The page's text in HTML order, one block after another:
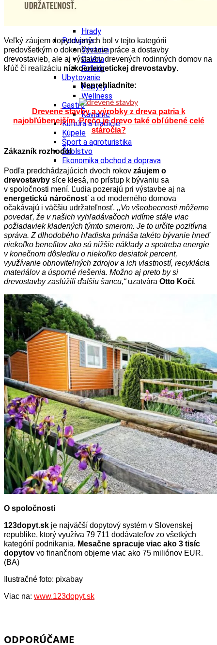
Hrady
Podujatia
Výstava
Galéria
Folklór
Ubytovanie
Pobyty
Wellness
Gastro
Kaviarne
Kultúra a tradície
Kúpele
Šport a agroturistika
Školstvo
Ekonomika obchod a doprava
Veľký záujem dopytovaných bol v tejto kategórii
predovšetkým o dokončovacie práce a dostavby
drevostavieb, ale aj výstavby drevených rodinných domov na
kľúč či realizáciu nízkoenergetickej drevostavby.
Neprehliadnite:
Drevené stavby a výrobky z dreva patria k
najobľúbenejším. Prečo je drevo také obľúbené celé
stáročia?
Zákazník rozhodol
Podľa predchádzajúcich dvoch rokov záujem o
drevostavby síce klesá, no prístup k bývaniu sa
v spoločnosti mení. Ľudia pozerajú pri výstavbe aj na
energetickú náročnosť a od moderného domova
očakávajú i väčšiu udržateľnosť. ,,Vo všeobecnosti môžeme
povedať, že v našich vyhľadávačoch vidíme stále viac
požiadaviek kladených týmto smerom. Je to určite pozitívna
správa. Z dlhodobého hľadiska prináša takéto bývanie hneď
niekoľko benefitov ako sú nižšie náklady a spotreba energie
v konečnom dôsledku o niekoľko desiatok percent,
využívanie obnoviteľných zdrojov a ich vlastností, recyklácia
materiálov a úsporné riešenia. Možno aj preto by si
drevostavby zaslúžili ďalšiu šancu,“ uzatvára Otto Kočí.
O spoločnosti
123dopyt.sk je najväčší dopytový systém v Slovenskej
republike, ktorý využíva 79 711 dodávateľov zo všetkých
kategórií podnikania. Mesačne spracuje viac ako 3 tisíc
dopytov vo finančnom objeme viac ako 75 miliónov EUR.
(BA)
Ilustračné foto: pixabay
Viac na: www.123dopyt.sk
ODPORÚČAME